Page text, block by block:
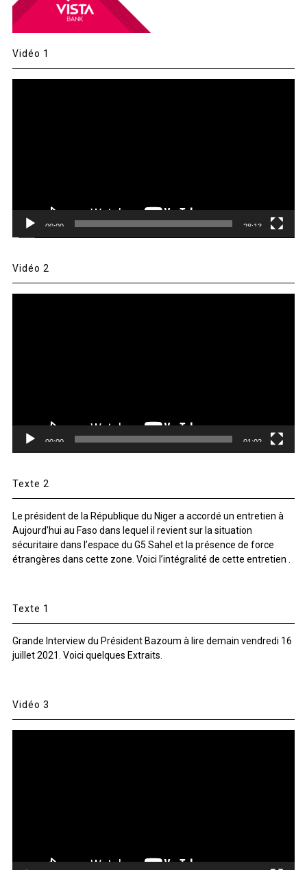
Vidéo 1
00:00 28:13
Vidéo 2
00:00 01:02
Texte 2
Le président de la République du Niger a accordé un entretien à
Aujourd’hui au Faso dans lequel il revient sur la situation
sécuritaire dans l’espace du G5 Sahel et la présence de force
étrangères dans cette zone. Voici l’intégralité de cette entretien .
Texte 1
Grande Interview du Président Bazoum à lire demain vendredi 16
juillet 2021. Voici quelques Extraits.
Vidéo 3